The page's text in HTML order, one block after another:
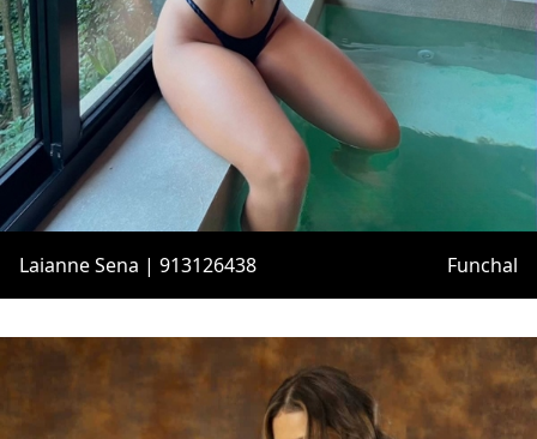
Laianne Sena | 913126438 Funchal